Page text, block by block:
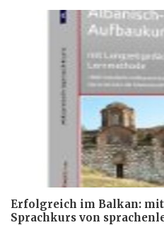
Erfolgreich im Balkan:
Sprachkurs von